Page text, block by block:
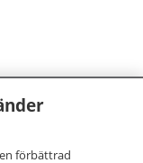
förbättrad